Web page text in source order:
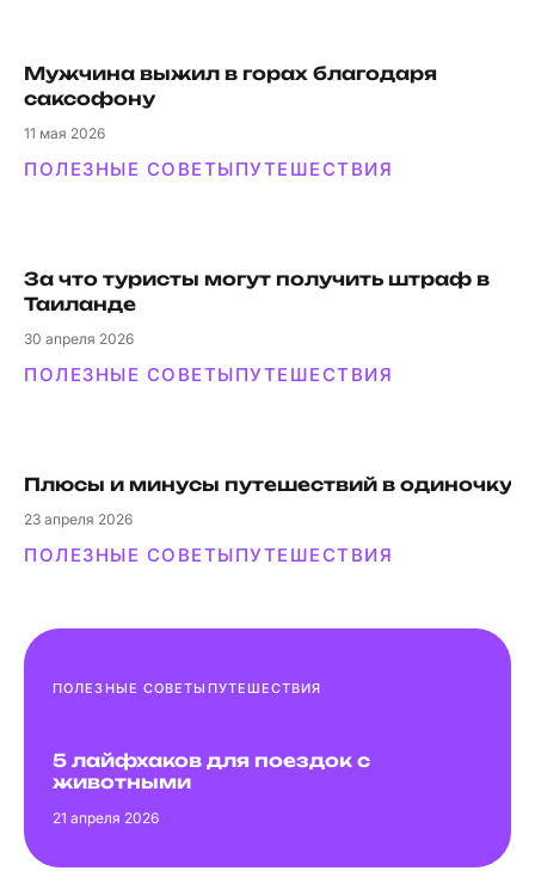
Мужчина выжил в горах благодаря
саксофону
11 мая 2026
ПОЛЕЗНЫЕ СОВЕТЫПУТЕШЕСТВИЯ
За что туристы могут получить штраф в
Таиланде
30 апреля 2026
ПОЛЕЗНЫЕ СОВЕТЫПУТЕШЕСТВИЯ
Плюсы и минусы путешествий в одиночку
23 апреля 2026
ПОЛЕЗНЫЕ СОВЕТЫПУТЕШЕСТВИЯ
5 лайфхаков для поездок с
животными
21 апреля 2026
ПОЛЕЗНЫЕ СОВЕТЫ ПУТЕШЕСТВИЯ